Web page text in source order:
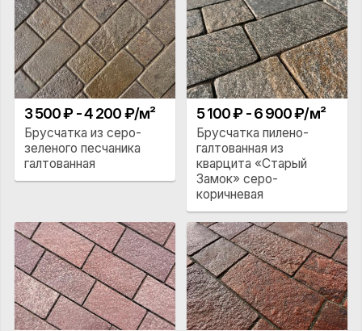
3 500 ₽ - 4 200 ₽/м²
Брусчатка из серо-
зеленого песчаника
галтованная
5 100 ₽ - 6 900 ₽/м²
Брусчатка пилено-
галтованная из
кварцита «Старый
Замок» серо-
коричневая